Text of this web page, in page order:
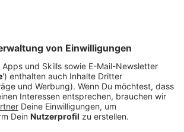
des Service zu, um dieses
Video anzusehen.
Mehr Informationen
Akzeptieren
als Spionin